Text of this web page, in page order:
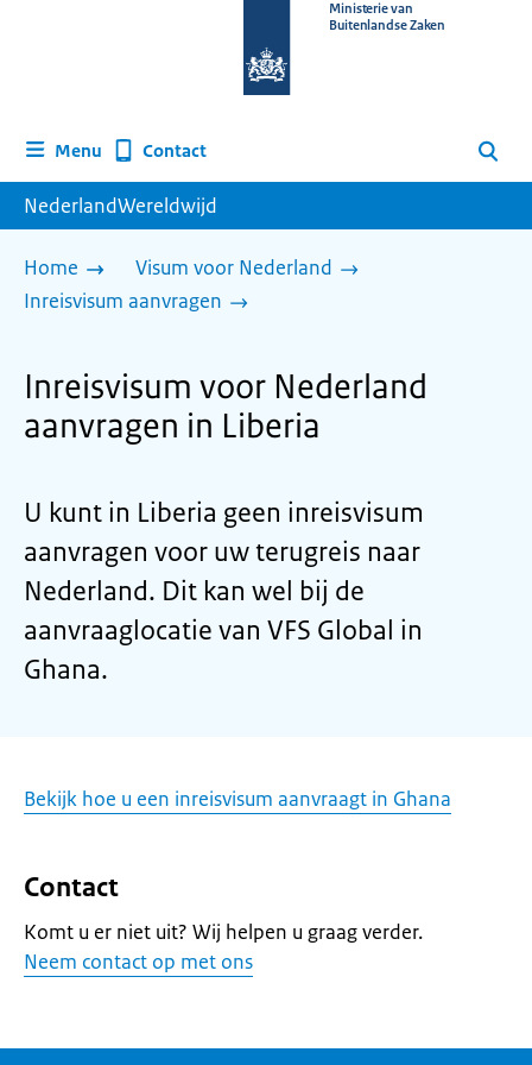
homepage
Ministerie van
Buitenlandse Zaken
Menu Contact Zoeken
NederlandWereldwijd
Home
Visum voor Nederland
Inreisvisum aanvragen
Inreisvisum voor Nederland
aanvragen in Liberia
U kunt in Liberia geen inreisvisum
aanvragen voor uw terugreis naar
Nederland. Dit kan wel bij de
aanvraaglocatie van VFS Global in
Ghana.
Bekijk hoe u een inreisvisum aanvraagt in Ghana
Contact
Komt u er niet uit? Wij helpen u graag verder.
Neem contact op met ons